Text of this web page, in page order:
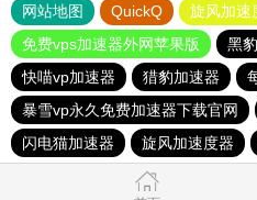
网站地图 QuickQ 旋风加速
免费vps加速器外网苹果版
黑
快喵vp加速器
猎豹加速器
暴雪vp永久免费加速器下载官网
闪电猫加速器
旋风加速度器